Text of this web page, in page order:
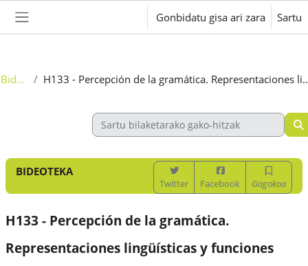
Alboko panela
Gonbidatu gisa ari zara Sartu
Bideoteka H133 - Percepción de la gramática.
BIDEOTEKA
Twitter Facebook Gogokoa
H133 - Percepción de la gramática.
Representaciones lingüísticas y funciones